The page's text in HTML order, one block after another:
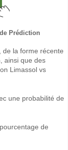
Prédiction
de la forme récente
ainsi que des
Limassol vs
une probabilité de
de